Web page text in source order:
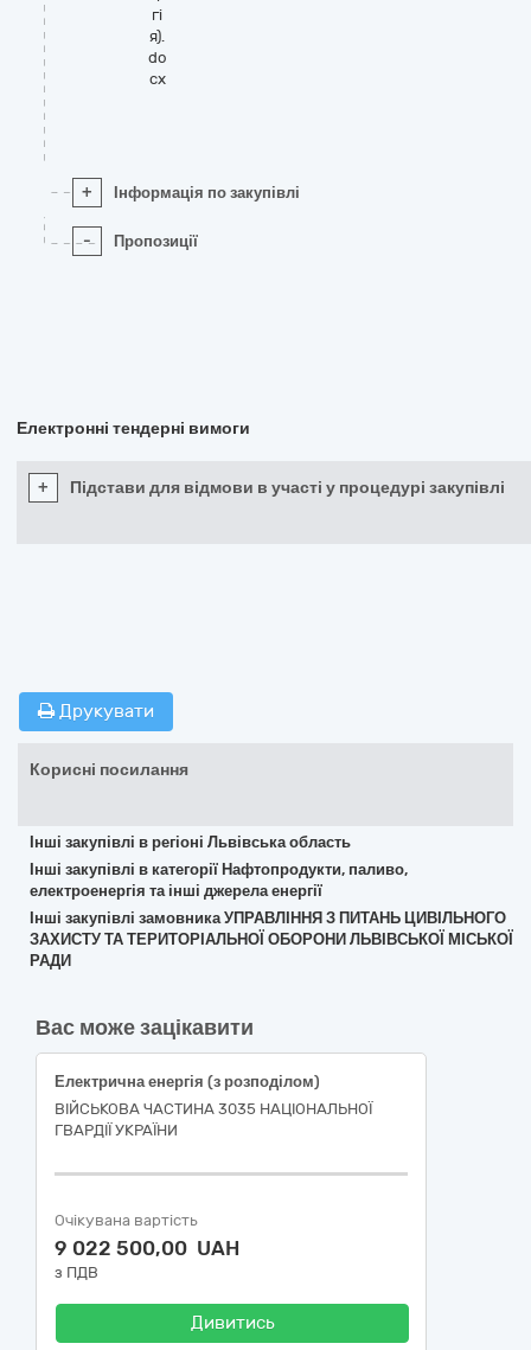
гі
я).
do
cx
+ Інформація по закупівлі
- Пропозиції
Електронні тендерні вимоги
+ Підстави для відмови в участі у процедурі закупівлі
Друкувати
Корисні посилання
Інші закупівлі в регіоні Львівська область
Інші закупівлі в категорії Нафтопродукти, паливо,
електроенергія та інші джерела енергії
Інші закупівлі замовника УПРАВЛІННЯ З ПИТАНЬ ЦИВІЛЬНОГО
ЗАХИСТУ ТА ТЕРИТОРІАЛЬНОЇ ОБОРОНИ ЛЬВІВСЬКОЇ МІСЬКОЇ
РАДИ
Вас може зацікавити
Електрична енергія (з розподілом)
ВІЙСЬКОВА ЧАСТИНА 3035 НАЦІОНАЛЬНОЇ
ГВАРДІЇ УКРАЇНИ
Очікувана вартість
9 022 500,00 UAH
з ПДВ
Дивитись